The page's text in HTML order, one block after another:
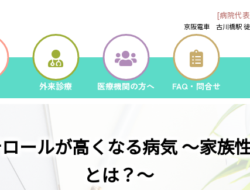
[病院代
京阪電車 古川橋駅
外来診療 医療機関の方へ FAQ・問合せ
ールが高くなる病気 ～家族
とは？～